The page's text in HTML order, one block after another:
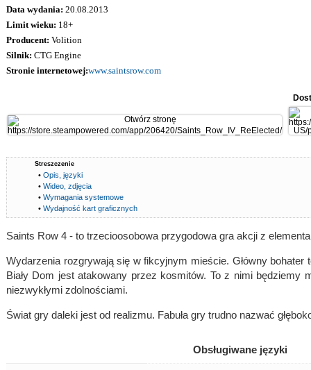
Data wydania: 20.08.2013
Limit wieku: 18+
Producent: Volition
Silnik: CTG Engine
Stronie internetowej:www.saintsrow.com
Streszczenie
• Opis, języki
• Wideo, zdjęcia
• Wymagania systemowe
• Wydajność kart graficznych
Saints Row 4 - to trzecioosobowa przygodowa gra akcji z
Wydarzenia rozgrywają się w fikcyjnym mieście. Główny
Biały Dom jest atakowany przez kosmitów. To z nimi będziemy
niezwykłymi zdolnościami.
Świat gry daleki jest od realizmu. Fabuła gry trudno nazwać
Obsługiwane języki